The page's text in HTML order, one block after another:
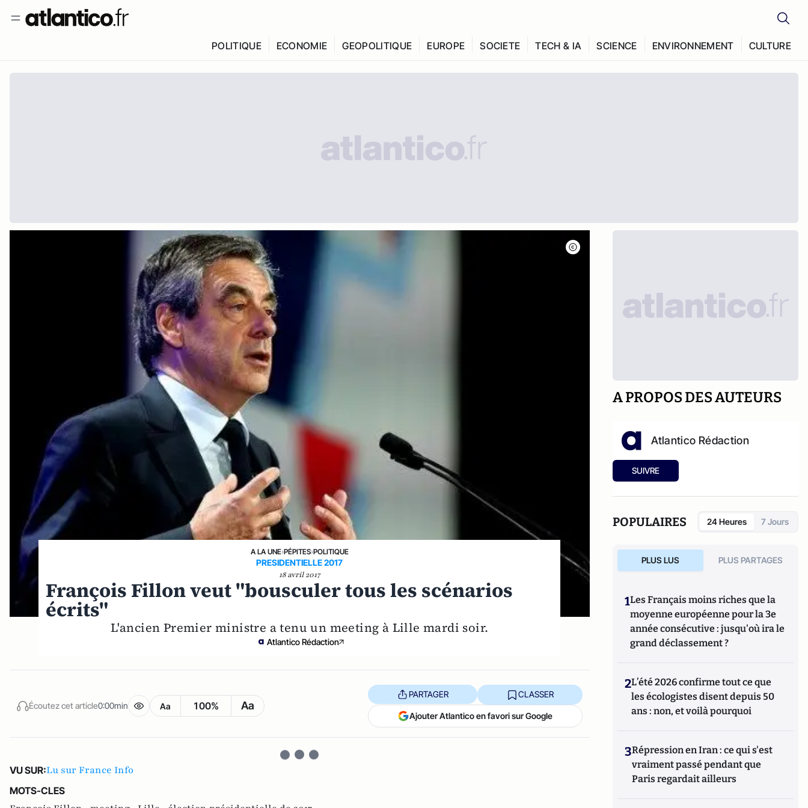
POLITIQUE ECONOMIE GEOPOLITIQUE EUROPE SOCIETE TECH & IA SCIENCE ENVIRONNEMENT CULTURE
A LA UNE›PÉPITES›POLITIQUE
PRESIDENTIELLE 2017
18 avril 2017
François Fillon veut "bousculer tous les scénarios
écrits"
L'ancien Premier ministre a tenu un meeting à Lille mardi soir.
Atlantico Rédaction
Écoutez cet article0:00min Aa 100% Aa
PARTAGER CLASSER
Ajouter Atlantico en favori sur Google
VU SUR:Lu sur France Info
MOTS-CLES
A PROPOS DES AUTEURS
Atlantico Rédaction
SUIVRE
POPULAIRES 24 Heures 7 Jours
PLUS LUS PLUS PARTAGES
1Les Français moins riches que la
moyenne européenne pour la 3e
année consécutive : jusqu'où ira le
grand déclassement ?
2L’été 2026 confirme tout ce que
les écologistes disent depuis 50
ans : non, et voilà pourquoi
3Répression en Iran : ce qui s'est
vraiment passé pendant que
Paris regardait ailleurs